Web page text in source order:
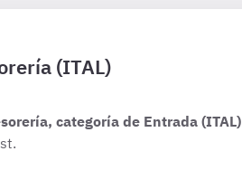
(ITAL)
categoría de Entrada (ITAL)